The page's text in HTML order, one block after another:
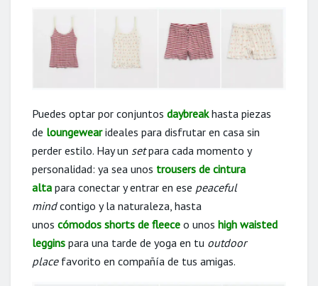
Puedes optar por conjuntos daybreak hasta piezas
de loungewear ideales para disfrutar en casa sin
perder estilo. Hay un setpara cada momento y
personalidad: ya sea unos trousers de cintura
alta para conectar y entrar en ese peaceful
mindcontigo y la naturaleza, hasta
unos cómodos shorts de fleece o unos high waisted
leggins para una tarde de yoga en tu outdoor
placefavorito en compañía de tus amigas.